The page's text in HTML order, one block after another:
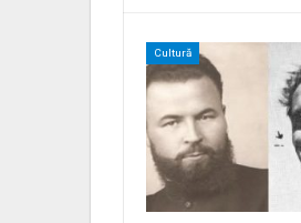
Cultură